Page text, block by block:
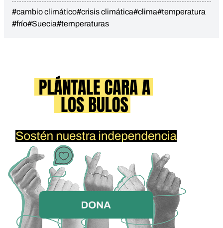
#cambio climático#crisis climática#clima#temperatura
#frío#Suecia#temperaturas